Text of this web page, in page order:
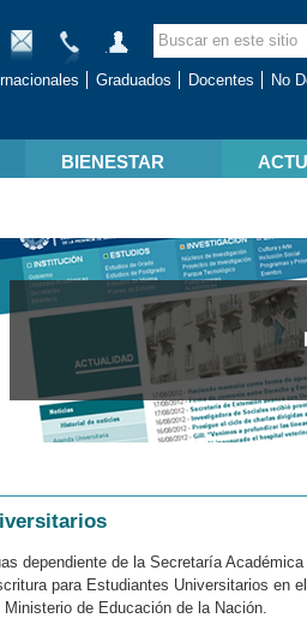
Graduados Docentes
No
BIENESTAR
dependiente de la Secretaría
para Estudiantes Universitarios en
de Educación de la Nación.